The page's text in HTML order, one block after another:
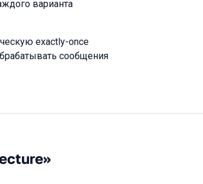
варианта
exactly-once
сообщения